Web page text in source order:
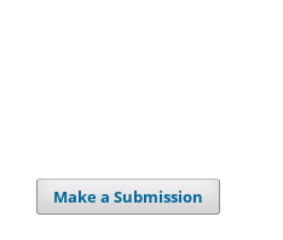
Make a Submission